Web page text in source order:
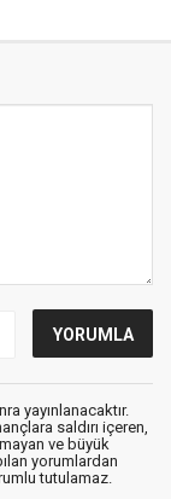
yayınlanacaktır.
saldırı içeren,
ve büyük
yorumlardan
tutulamaz.